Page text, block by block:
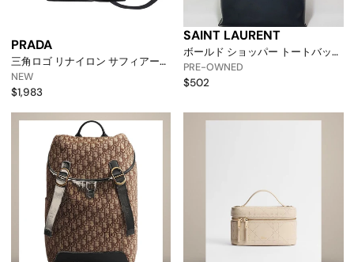
PRADA
三角ロゴ リナイロン サフィアーノ
クロスバッグ 156980238 [p]
NEW
$1,983
SAINT LAURENT
ボールド ショッパー トートバッグ
396906 124287050 [p]
PRE-OWNED
$502